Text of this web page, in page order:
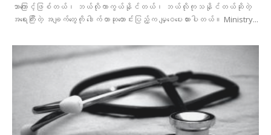
ဘာကြောင့်ဖြစ်တယ်၊ ဘယ်လိုကာကွယ်နိုင်တယ်၊ ဘယ်လိုကုသနိုင်တယ်ဆိုတဲ့
အရေးကြီးတဲ့ အချက်တွေကို ဒေါက်တာဆုတောင်းပြည့်က မျှဝေပေးထားပါတယ်။ Ministry...